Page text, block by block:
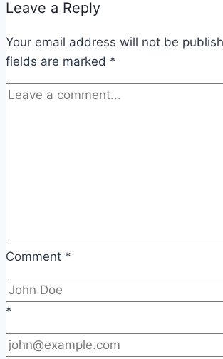
Leave a Reply
Your email address will not be
fields are marked *
Comment *
*